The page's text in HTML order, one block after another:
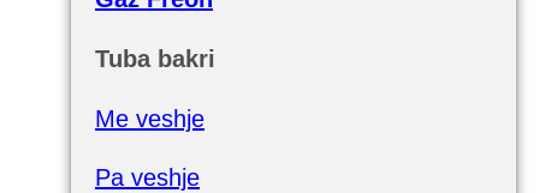
Tuba bakri
Me veshje
Pa veshje